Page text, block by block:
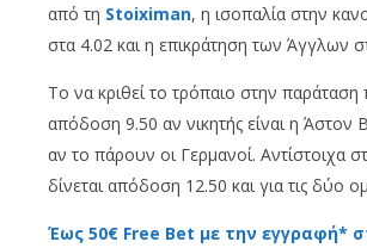
από τη Stoiximan, η ισοπαλία στην
στα 4.02 και η επικράτηση των Άγγλων
Το να κριθεί το τρόπαιο στην παράταση
απόδοση 9.50 αν νικητής είναι η Άστον
αν το πάρουν οι Γερμανοί. Αντίστοιχα
δίνεται απόδοση 12.50 και για τις δύο
Έως 50€ Free Bet με την εγγραφή*